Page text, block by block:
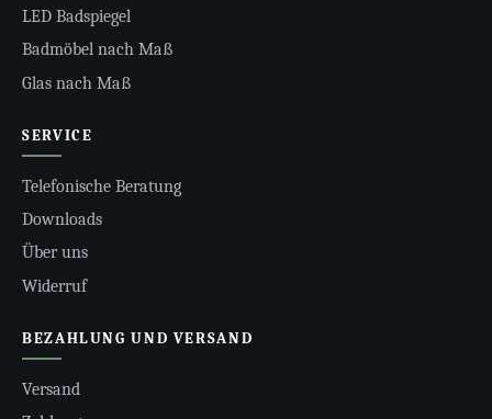
LED Badspiegel
Badmöbel nach Maß
Glas nach Maß
SERVICE
Telefonische Beratung
Downloads
Über uns
Widerruf
BEZAHLUNG UND VERSAND
Versand